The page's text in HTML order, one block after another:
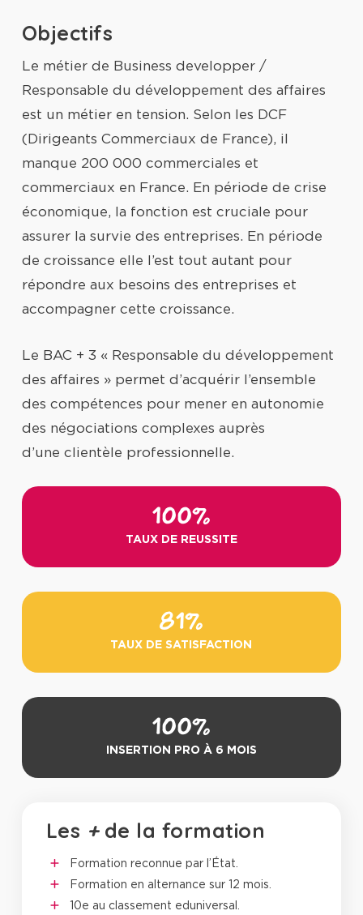
Objectifs
Le métier de Business developper /
Responsable du développement des affaires
est un métier en tension. Selon les DCF
(Dirigeants Commerciaux de France), il
manque 200 000 commerciales et
commerciaux en France. En période de crise
économique, la fonction est cruciale pour
assurer la survie des entreprises. En période
de croissance elle l’est tout autant pour
répondre aux besoins des entreprises et
accompagner cette croissance.
Le BAC + 3 « Responsable du développement
des affaires » permet d’acquérir l’ensemble
des compétences pour mener en autonomie
des négociations complexes auprès
d’une clientèle professionnelle.
100%
TAUX DE REUSSITE
81%
TAUX DE SATISFACTION
100%
INSERTION PRO À 6 MOIS
Les +de la formation
Formation reconnue par l’État.
Formation en alternance sur 12 mois.
10e au classement eduniversal.